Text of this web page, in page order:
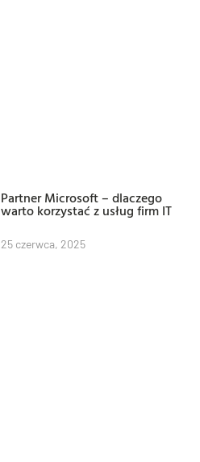
Partner Microsoft – dlaczego
warto korzystać z usług firm IT
25 czerwca, 2025